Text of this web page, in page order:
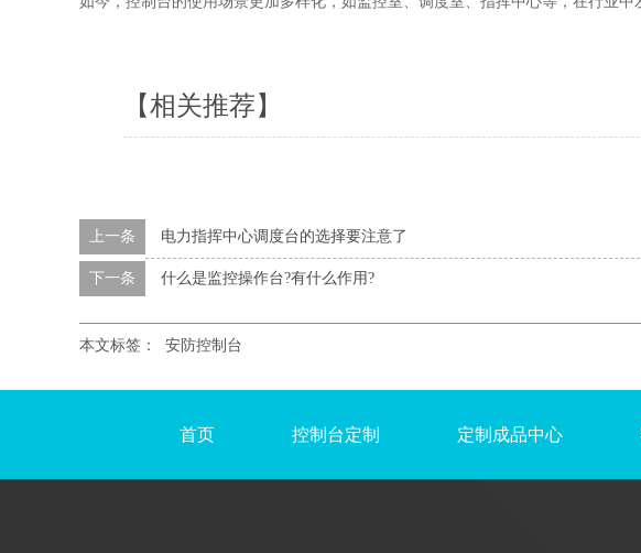
【相关推荐】
上一条 电力指挥中心调度台的选择要注意了
下一条 什么是监控操作台?有什么作用?
本文标签： 安防控制台
首页 控制台定制 定制成品中心